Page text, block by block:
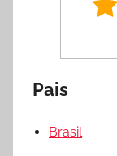
Pais
Brasil